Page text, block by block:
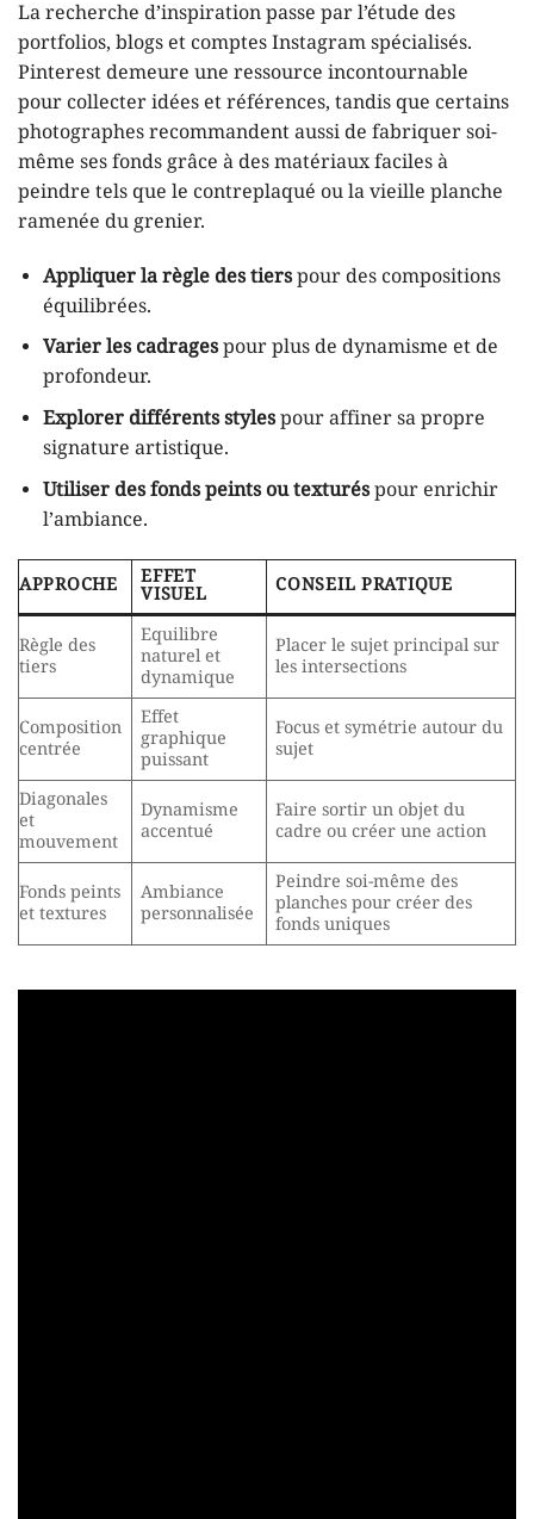
La recherche d’inspiration passe par l’étude des
portfolios, blogs et comptes Instagram spécialisés.
Pinterest demeure une ressource incontournable
pour collecter idées et références, tandis que certains
photographes recommandent aussi de fabriquer soi-
même ses fonds grâce à des matériaux faciles à
peindre tels que le contreplaqué ou la vieille planche
ramenée du grenier.
Appliquer la règle des tierspour des compositions
équilibrées.
Varier les cadragespour plus de dynamisme et de
profondeur.
Explorer différents stylespour affiner sa propre
signature artistique.
Utiliser des fonds peints ou texturéspour enrichir
l’ambiance.
APPROCHE
EFFET
VISUEL
CONSEIL PRATIQUE
Règle des
tiers
Equilibre
naturel et
dynamique
Placer le sujet principal sur
les intersections
Composition
centrée
Effet
graphique
puissant
Focus et symétrie autour du
sujet
Diagonales
et
mouvement
Dynamisme
accentué
Faire sortir un objet du
cadre ou créer une action
Fonds peints
et textures
Ambiance
personnalisée
Peindre soi-même des
planches pour créer des
fonds uniques